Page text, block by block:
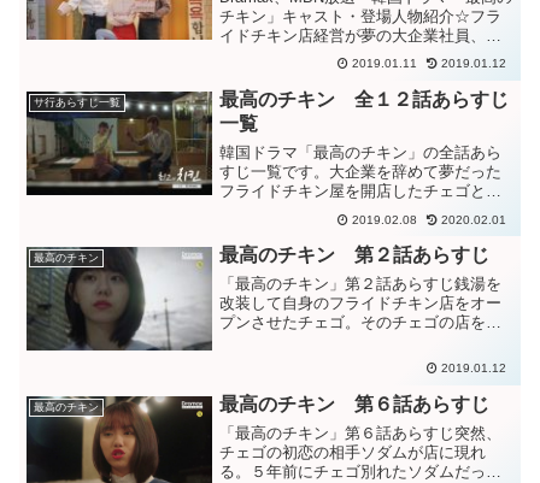
チキン」キャスト・登場人物紹介☆フラ
イドチキン店経営が夢の大企業社員、祖
父から受け継いだ銭湯に引きこもるウェ
ブ漫画家志望女性の成長ストーリー。韓
国ドラマ「最高のチキン」あらすじ一覧
はこちら→☆～主...
2019.01.11 2019.01.12
サ行あらすじ一覧
最高のチキン 全１２話あらすじ
一覧
韓国ドラマ「最高のチキン」の全話あら
すじ一覧です。大企業を辞めて夢だった
フライドチキン屋を開店したチェゴと、
その店のアルバイト店員をすることにな
ったウェブ漫画家の夢破れた銭湯屋の孫
娘ボアを中心に巻き起こるストーリー♪韓
国ドラマ「最高のチキン...
2019.02.08 2020.02.01
最高のチキン 最高のチキン 第２話あらすじ
「最高のチキン」第２話あらすじ銭湯を
改装して自身のフライドチキン店をオー
プンさせたチェゴ。そのチェゴの店を潰
に決めるボア。チェゴの店が潰れたら、
2019.01.12
最高のチキン 最高のチキン 第６話あらすじ
「最高のチキン」第６話あらすじ突然、
チェゴの初恋の相手ソダムが店に現れ
る。５年前にチェゴ別れたソダムだった